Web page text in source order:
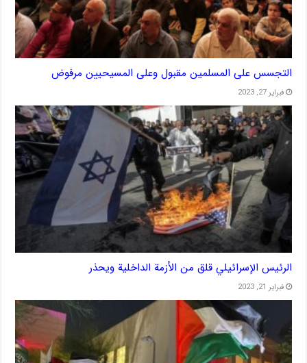
التجسس على المسلمين مقبول وعلى المسيحيين مرفوض
فبراير 27, 2023
الرئيس الإسرائيلي قلق من الأزمة الداخلية ويحذر
فبراير 21, 2023